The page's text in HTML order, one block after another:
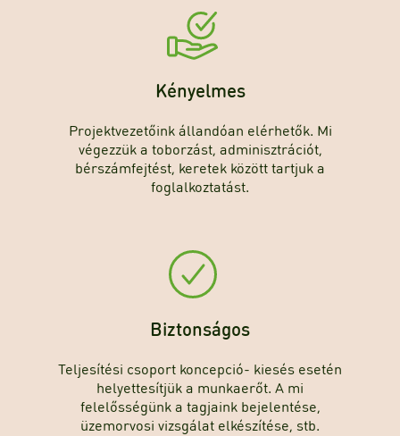
Kényelmes
Projektvezetőink állandóan elérhetők. Mi
végezzük a toborzást, adminisztrációt,
bérszámfejtést, keretek között tartjuk a
foglalkoztatást.
Biztonságos
Teljesítési csoport koncepció- kiesés esetén
helyettesítjük a munkaerőt. A mi
felelősségünk a tagjaink bejelentése,
üzemorvosi vizsgálat elkészítése, stb.